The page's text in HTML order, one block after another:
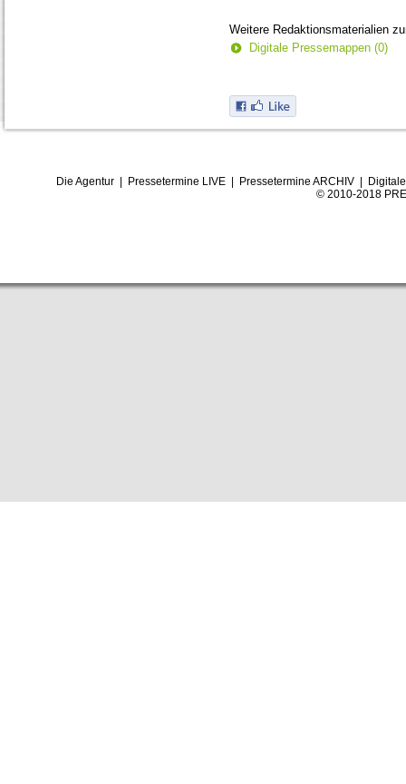
Weitere Redaktionsmaterialien
Digitale Pressemappen (0)
Die Agentur| Pressetermine LIVE| Pressetermine ARCHIV|
© 2010-2018